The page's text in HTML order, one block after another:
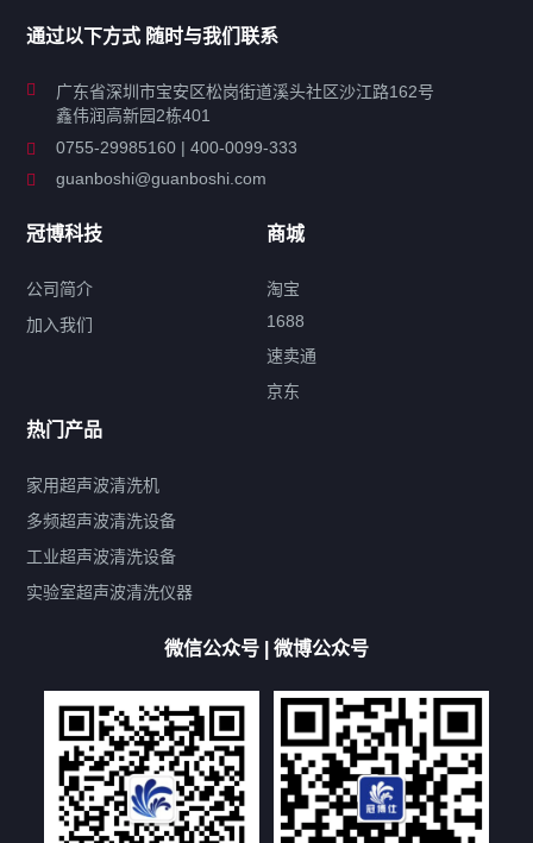
工业超声波清洗设备
特种超声波洗净产品
超声波配件
产品标签
鼓泡 升降 抛动
带加热
功率可调
双波脱气
机械旋钮系列
厨具清洗机
超声波振板
高尔夫球杆清洗机
大型单槽带过滤系列
全自动/半自动系列
客户定制非标机参考
双槽三槽四槽五槽多槽系列
轮胎清洗机
多频 扫频
文章标签
通过以下方式 随时与我们联系
广东省深圳市宝安区松岗街道溪头社区沙江路162号
鑫伟润高新园2栋401
0755-29985160 | 400-0099-333
guanboshi@guanboshi.com
冠博科技
公司简介
加入我们
商城
淘宝
1688
速卖通
京东
热门产品
家用超声波清洗机
多频超声波清洗设备
工业超声波清洗设备
实验室超声波清洗仪器
微信公众号 | 微博公众号